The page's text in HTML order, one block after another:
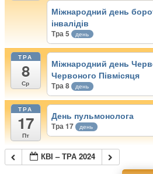
Міжнародний день
інвалідів
Тра 5 день
ТРА
8
Ср
Міжнародний день
Червоного Півмісяця
Тра 8 день
ТРА
17
Пт
День пульмонолога
Тра 17 день
КВІ – ТРА 2024